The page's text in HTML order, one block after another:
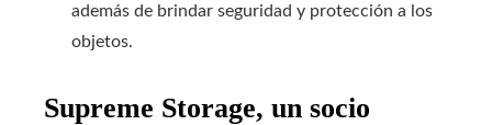
además de brindar seguridad y protección a los
objetos.
Supreme Storage, un socio